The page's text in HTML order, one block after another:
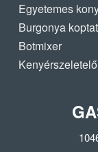
Egyetemes
Burgonya
Botmixer
Kenyérszeletelő